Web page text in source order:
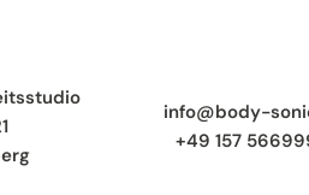
info@body-
+49 157